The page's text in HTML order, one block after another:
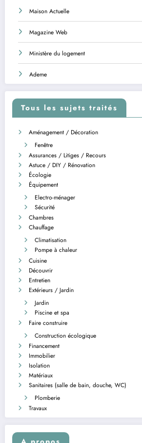
Maison Actuelle
Magazine Web
Ministère du logement
Ademe
Tous les sujets traités
Aménagement / Décoration
Fenêtre
Assurances / Litiges / Recours
Astuce / DIY / Rénovation
Écologie
Équipement
Electro-ménager
Sécurité
Chambres
Chauffage
Climatisation
Pompe à chaleur
Cuisine
Découvrir
Entretien
Extérieurs / Jardin
Jardin
Piscine et spa
Faire construire
Construction écologique
Financement
Immobilier
Isolation
Matériaux
Sanitaires (salle de bain, douche, WC)
Plomberie
Travaux